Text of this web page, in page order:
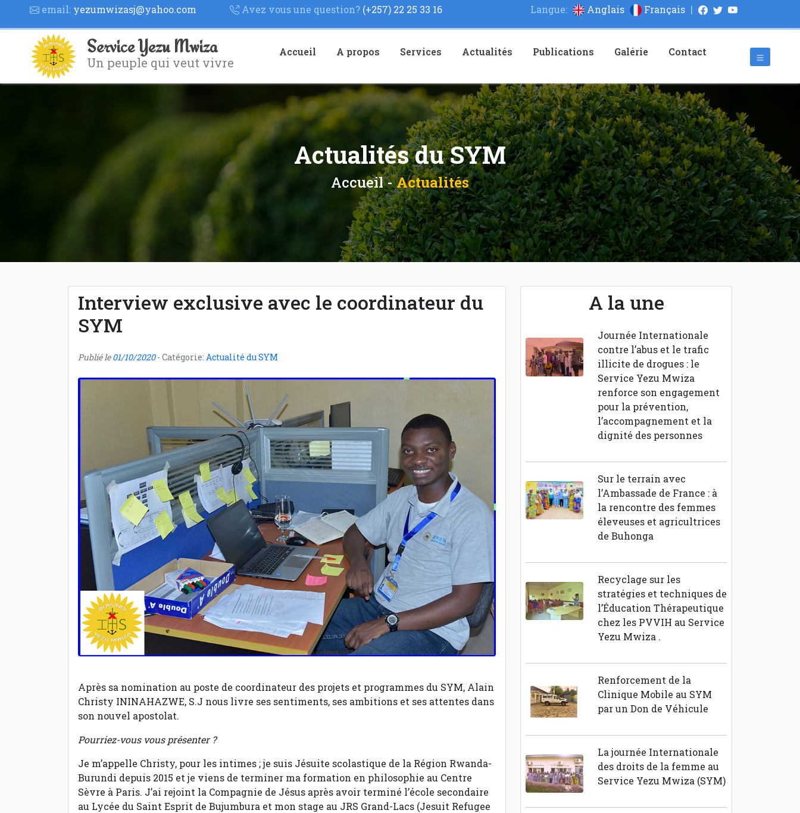
email: yezumwizasj@yahoo.com Avez vous une question?(+257) 22 25 33 16 Langue: Anglais Français |
Service Yezu Mwiza
Un peuple qui veut vivre
Accueil A propos Services Actualités Publications Galérie Contact
Actualités du SYM
Accueil -Actualités
Interview exclusive avec le coordinateur du
SYM
Publié le01/10/2020 - Catégorie: Actualité du SYM
Après sa nomination au poste de coordinateur des projets et programmes du SYM, Alain
Christy ININAHAZWE, S.J nous livre ses sentiments, ses ambitions et ses attentes dans
son nouvel apostolat.
Pourriez-vous vous présenter ?
Je m’appelle Christy, pour les intimes ; je suis Jésuite scolastique de la Région Rwanda-
Burundi depuis 2015 et je viens de terminer ma formation en philosophie au Centre
Sèvre à Paris. J’ai rejoint la Compagnie de Jésus après avoir terminé l’école secondaire
au Lycée du Saint Esprit de Bujumbura et mon stage au JRS Grand-Lacs (Jesuit Refugee
A la une
Journée Internationale
contre l’abus et le trafic
illicite de drogues : le
Service Yezu Mwiza
renforce son engagement
pour la prévention,
l’accompagnement et la
dignité des personnes
Sur le terrain avec
l’Ambassade de France : à
la rencontre des femmes
éleveuses et agricultrices
de Buhonga
Recyclage sur les
stratégies et techniques de
l’Éducation Thérapeutique
chez les PVVIH au Service
Yezu Mwiza .
Renforcement de la
Clinique Mobile au SYM
par un Don de Véhicule
La journée Internationale
des droits de la femme au
Service Yezu Mwiza (SYM)